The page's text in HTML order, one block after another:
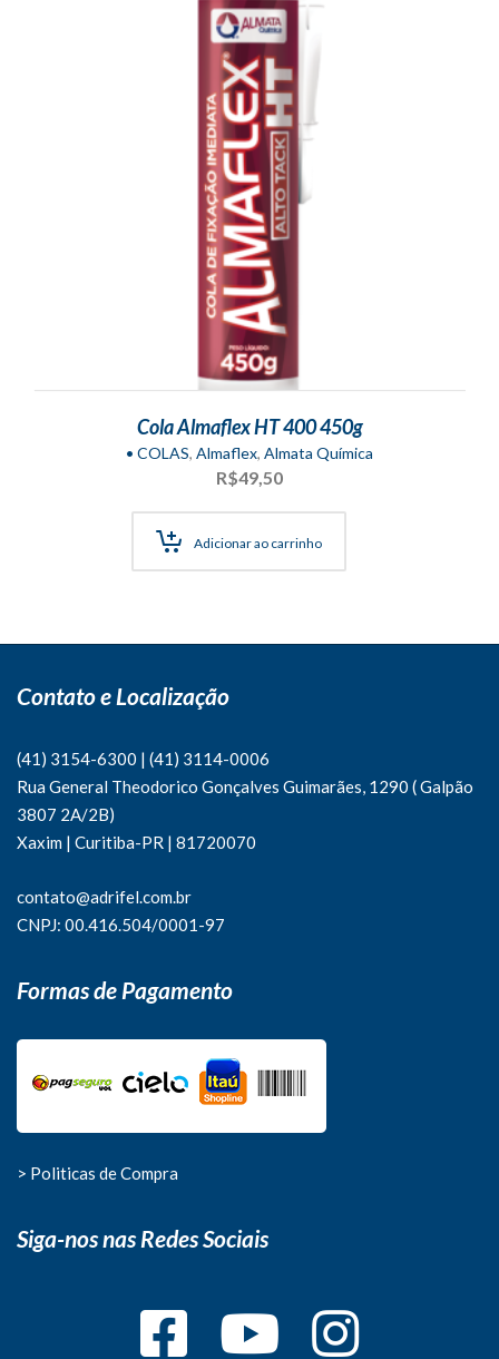
Cola Almaflex HT 400 450g
• COLAS, Almaflex, Almata Química
R$49,50
Adicionar ao carrinho
Contato e Localização
(41) 3154-6300 | (41) 3114-0006
Rua General Theodorico Gonçalves Guimarães, 1290 ( Galpão
3807 2A/2B)
Xaxim | Curitiba-PR | 81720070
contato@adrifel.com.br
CNPJ: 00.416.504/0001-97
Formas de Pagamento
> Politicas de Compra
Siga-nos nas Redes Sociais